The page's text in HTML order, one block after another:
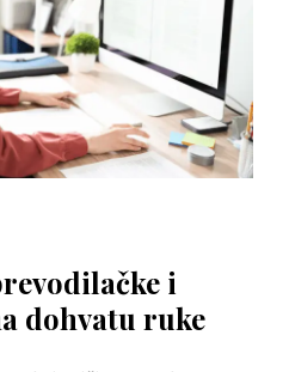
i
dohvatu ruke